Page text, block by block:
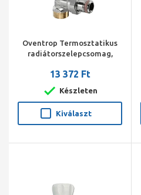
Oventrop Termosztatikus
radiátorszelepcsomag,
(Vindo TH, A radiátorszelep,
Combi 2)
13 372 Ft
Készleten
Kiválaszt